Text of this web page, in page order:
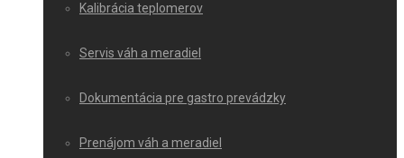
Kalibrácia teplomerov
Servis váh a meradiel
Dokumentácia pre gastro prevádzky
Prenájom váh a meradiel